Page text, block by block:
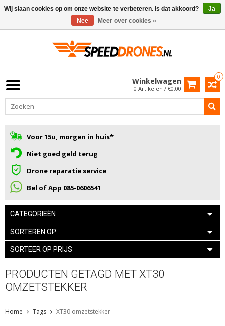
0
Winkelwagen
0 Artikelen / €0,00
Voor 15u, morgen in huis*
Niet goed geld terug
Drone reparatie service
Bel of App 085-0606541
CATEGORIEËN
SORTEREN OP
SORTEER OP PRIJS
PRODUCTEN GETAGD MET XT30
OMZETSTEKKER
Home Tags XT30 omzetstekker
Wij slaan cookies op om onze website te verbeteren. Is dat akkoord?
Ja
Nee
Meer over cookies »